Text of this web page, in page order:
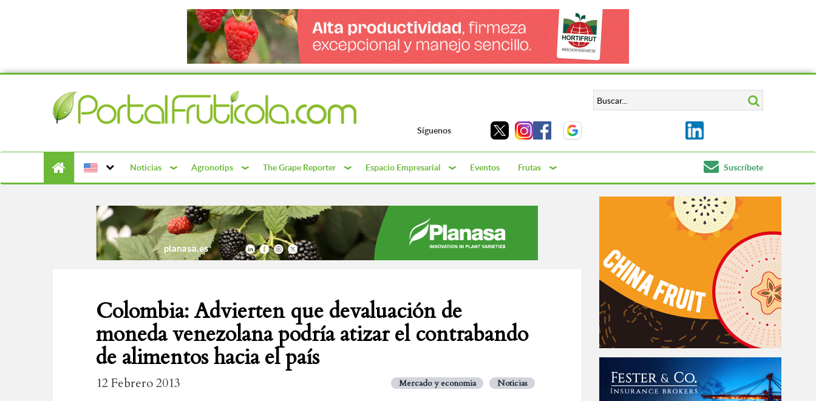
Síguenos
Noticias Agronotips The Grape Reporter Espacio Empresarial Eventos Frutas Suscríbete
Colombia: Advierten que devaluación de
moneda venezolana podría atizar el contrabando
de alimentos hacia el país
12 Febrero 2013 Mercado y economia Noticias